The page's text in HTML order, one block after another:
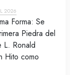
2026
Forma: Se
Piedra del
L. Ronald
Hito como